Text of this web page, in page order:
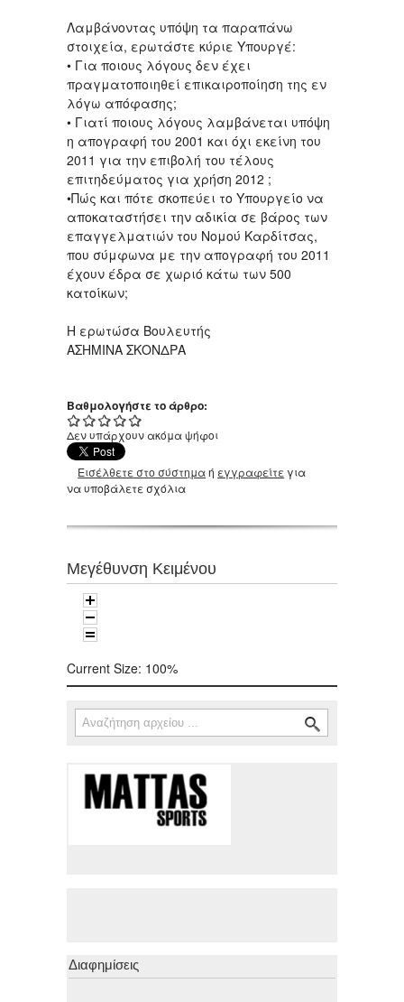
Λαμβάνοντας υπόψη τα παραπάνω
στοιχεία, ερωτάστε κύριε Υπουργέ:
• Για ποιους λόγους δεν έχει
πραγματοποιηθεί επικαιροποίηση της εν
λόγω απόφασης;
• Γιατί ποιους λόγους λαμβάνεται υπόψη
η απογραφή του 2001 και όχι εκείνη του
2011 για την επιβολή του τέλους
επιτηδεύματος για χρήση 2012 ;
•Πώς και πότε σκοπεύει το Υπουργείο να
αποκαταστήσει την αδικία σε βάρος των
επαγγελματιών του Νομού Καρδίτσας,
που σύμφωνα με την απογραφή του 2011
έχουν έδρα σε χωριό κάτω των 500
κατοίκων;
Η ερωτώσα Βουλευτής
ΑΣΗΜΙΝΑ ΣΚΟΝΔΡΑ
Βαθμολογήστε το άρθρο:
Δεν υπάρχουν ακόμα ψήφοι
Εισέλθετε στο σύστημαή εγγραφείτε για
να υποβάλετε σχόλια
Μεγέθυνση Κειμένου
Current Size: 100%
Φόρμα αναζήτησης
Αναζήτηση
Διαφημίσεις